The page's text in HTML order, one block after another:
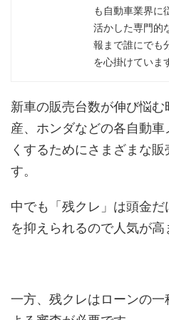
も自動車業界に
活かした専門的
報まで誰にでも
を心掛けていま
新車の販売台数が伸び悩
産、ホンダなどの各自動
くするためにさまざまな
す。
中でも「残クレ」は頭金
を抑えられるので人気が高
一方、残クレはローンの